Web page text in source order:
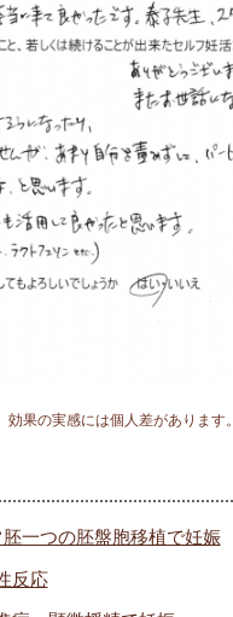
果の実感には個人差があります。
一つの胚盤胞移植で妊娠
反応